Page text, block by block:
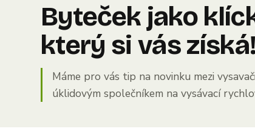
Byteček jako
který si vás získá!
Máme pro vás tip na novinku mezi
úklidovým společníkem na vysávací